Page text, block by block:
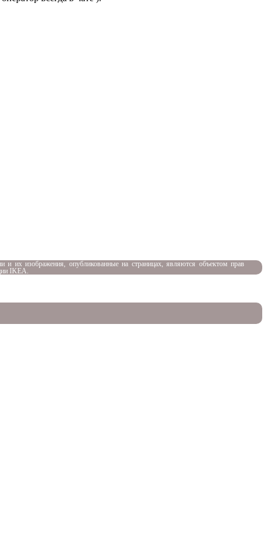
изображения, опубликованные на страницах, являются объектом прав
IKEA.